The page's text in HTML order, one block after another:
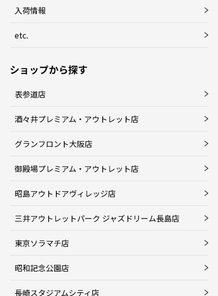
入荷情報
etc.
ショップから探す
表参道店
酒々井プレミアム・アウトレット店
グランフロント大阪店
御殿場プレミアム・アウトレット店
昭島アウトドアヴィレッジ店
三井アウトレットパーク ジャズドリーム長島店
東京ソラマチ店
昭和記念公園店
長崎スタジアムシティ店